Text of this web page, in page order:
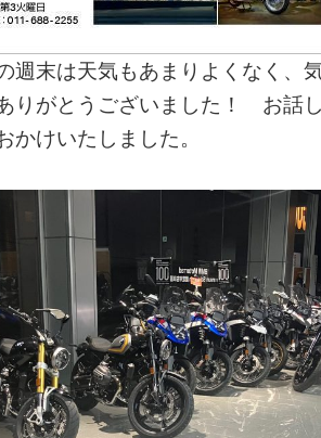
末は天気もあまりよくなく、
りがとうございました！ お話
かけいたしました。